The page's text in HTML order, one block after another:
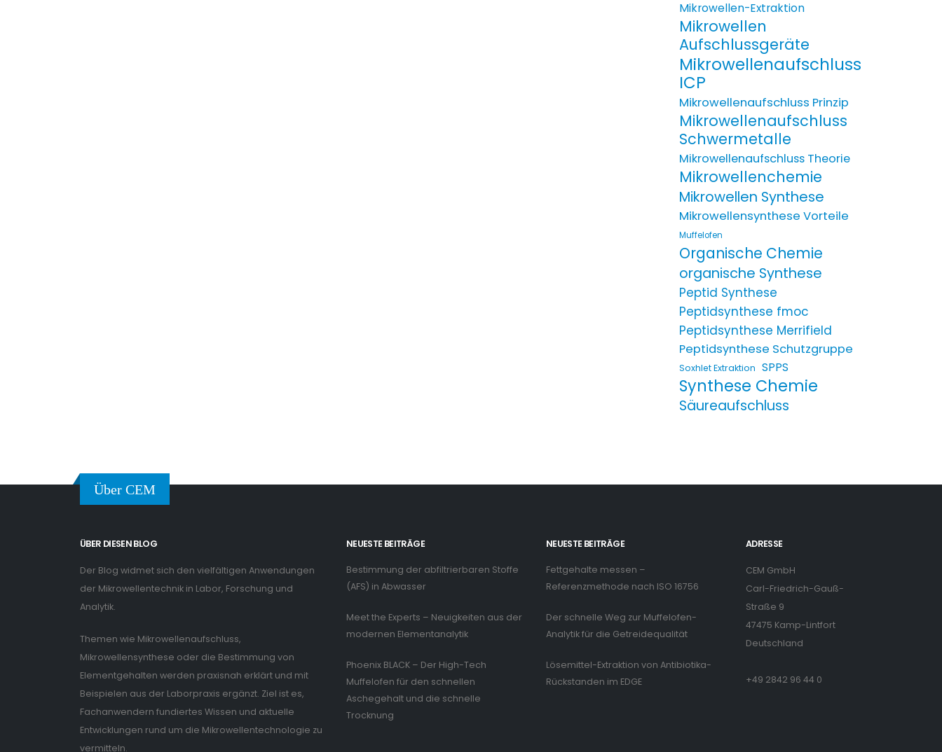
Mikrowellen-Extraktion
Mikrowellen
Aufschlussgeräte
Mikrowellenaufschluss
ICP
Mikrowellenaufschluss Prinzip
Mikrowellenaufschluss
Schwermetalle
Mikrowellenaufschluss Theorie
Mikrowellenchemie
Mikrowellen Synthese
Mikrowellensynthese Vorteile
Muffelofen
Organische Chemie
organische Synthese
Peptid Synthese
Peptidsynthese fmoc
Peptidsynthese Merrifield
Peptidsynthese Schutzgruppe
Soxhlet Extraktion SPPS
Synthese Chemie
Säureaufschluss
Über CEM
ÜBER DIESEN BLOG
Der Blog widmet sich den vielfältigen Anwendungen
der Mikrowellentechnik in Labor, Forschung und
Analytik.
Themen wie Mikrowellenaufschluss,
Mikrowellensynthese oder die Bestimmung von
Elementgehalten werden praxisnah erklärt und mit
Beispielen aus der Laborpraxis ergänzt. Ziel ist es,
Fachanwendern fundiertes Wissen und aktuelle
Entwicklungen rund um die Mikrowellentechnologie zu
vermitteln.
NEUESTE BEITRÄGE
Bestimmung der abfiltrierbaren Stoffe
(AFS) in Abwasser
Meet the Experts – Neuigkeiten aus der
modernen Elementanalytik
Phoenix BLACK – Der High-Tech
Muffelofen für den schnellen
Aschegehalt und die schnelle
Trocknung
NEUESTE BEITRÄGE
Fettgehalte messen –
Referenzmethode nach ISO 16756
Der schnelle Weg zur Muffelofen-
Analytik für die Getreidequalität
Lösemittel-Extraktion von Antibiotika-
Rückstanden im EDGE
ADRESSE
CEM GmbH
Carl-Friedrich-Gauß-
Straße 9
47475 Kamp-Lintfort
Deutschland
+49 2842 96 44 0